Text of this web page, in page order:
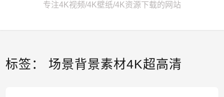
专注4K视频/4K壁纸/4K资源下载的网站
标签： 场景背景素材4K超高清